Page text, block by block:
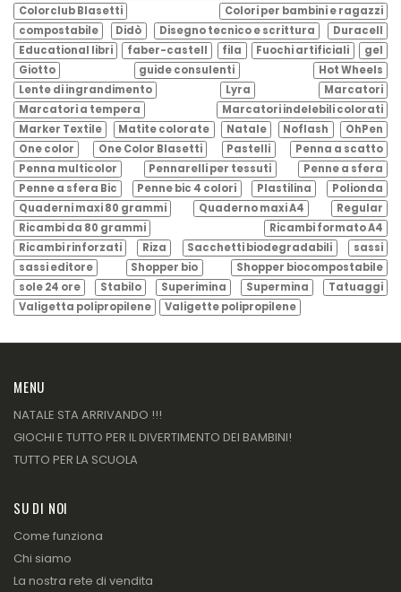
Colorclub Blasetti
Colori per bambini e ragazzi
compostabile
Didò Disegno tecnico e scrittura
Duracell
Educational libri
faber-castell fila Fuochi artificiali
gel
Giotto
guide consulenti
Hot Wheels
Lente di ingrandimento
Lyra
Marcatori
Marcatori a tempera
Marcatori indelebili colorati
Marker Textile
Matite colorate Natale Noflash
OhPen
One color
One Color Blasetti Pastelli
Penna a scatto
Penna multicolor
Pennarelli per tessuti
Penne a sfera
Penne a sfera Bic
Penne bic 4 colori Plastilina
Polionda
Quaderni maxi 80 grammi
Quaderno maxi A4
Regular
Ricambi da 80 grammi
Ricambi formato A4
Ricambi rinforzati
Riza Sacchetti biodegradabili
sassi
sassi editore
Shopper bio
Shopper biocompostabile
sole 24 ore
Stabilo Superimina Supermina
Tatuaggi
Valigetta polipropilene
Valigette polipropilene
MENU
NATALE STA ARRIVANDO !!!
GIOCHI E TUTTO PER IL DIVERTIMENTO DEI BAMBINI!
TUTTO PER LA SCUOLA
SU DI NOI
Come funziona
Chi siamo
La nostra rete di vendita